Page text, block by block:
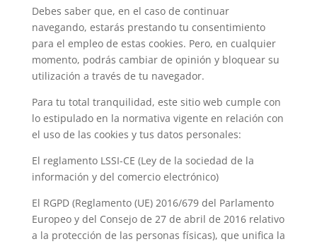
Debes saber que, en el caso de continuar
navegando, estarás prestando tu consentimiento
para el empleo de estas cookies. Pero, en cualquier
momento, podrás cambiar de opinión y bloquear su
utilización a través de tu navegador.
Para tu total tranquilidad, este sitio web cumple con
lo estipulado en la normativa vigente en relación con
el uso de las cookies y tus datos personales:
El reglamento LSSI-CE (Ley de la sociedad de la
información y del comercio electrónico)
El RGPD (Reglamento (UE) 2016/679 del Parlamento
Europeo y del Consejo de 27 de abril de 2016 relativo
a la protección de las personas físicas), que unifica la